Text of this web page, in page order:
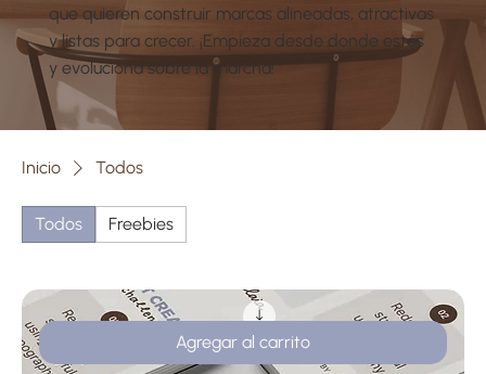
que quieren construir marcas alineadas, atractivas
y listas para crecer. ¡Empieza desde donde estés
y evoluciona sobre la marcha!
Inicio Todos
Todos Freebies
Agregar al carrito